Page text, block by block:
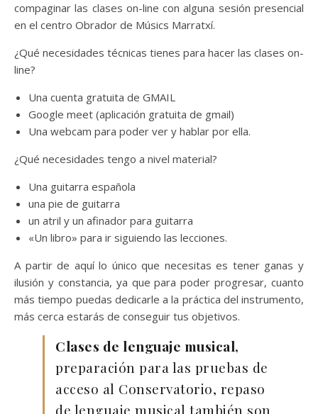
compaginar las clases on-line con alguna sesión presencial
en el centro Obrador de Músics Marratxí.
¿Qué necesidades técnicas tienes para hacer las clases on-
line?
Una cuenta gratuita de GMAIL
Google meet (aplicación gratuita de gmail)
Una webcam para poder ver y hablar por ella.
¿Qué necesidades tengo a nivel material?
Una guitarra española
una pie de guitarra
un atril y un afinador para guitarra
«Un libro» para ir siguiendo las lecciones.
A partir de aquí lo único que necesitas es tener ganas y
ilusión y constancia, ya que para poder progresar, cuanto
más tiempo puedas dedicarle a la práctica del instrumento,
más cerca estarás de conseguir tus objetivos.
Clases de lenguaje musical,
preparación para las pruebas de
acceso al Conservatorio, repaso
de lenguaje musical también son